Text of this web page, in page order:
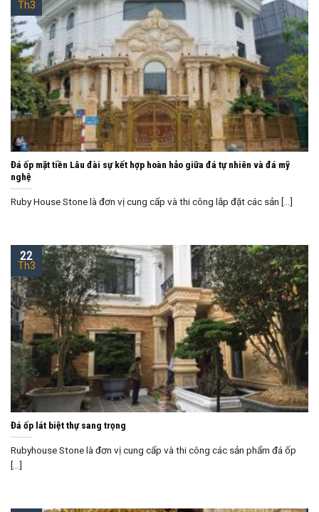
Đá ốp mặt tiền Lâu đài sự kết hợp hoàn hảo giữa đá tự nhiên và đá mỹ
nghệ
Ruby House Stone là đơn vị cung cấp và thi công lắp đặt các sản [...]
Th3
Đá ốp lát biệt thự sang trọng
Rubyhouse Stone là đơn vị cung cấp và thi công các sản phẩm đá ốp
[...]
22
Th3